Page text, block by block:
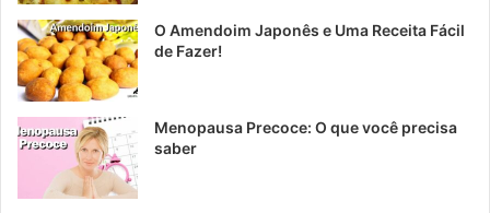
O Amendoim Japonês e Uma Receita Fácil
de Fazer!
Menopausa Precoce: O que você precisa
saber